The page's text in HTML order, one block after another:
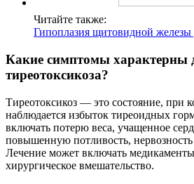
Читайте также:
Гипоплазия щитовидной железы
Какие симптомы характерны
тиреотоксикоза?
Тиреотоксикоз — это состояние, при
наблюдается избыток тиреоидных
включать потерю веса, учащенное
повышенную потливость, нервозность
Лечение может включать
хирургическое вмешательство.